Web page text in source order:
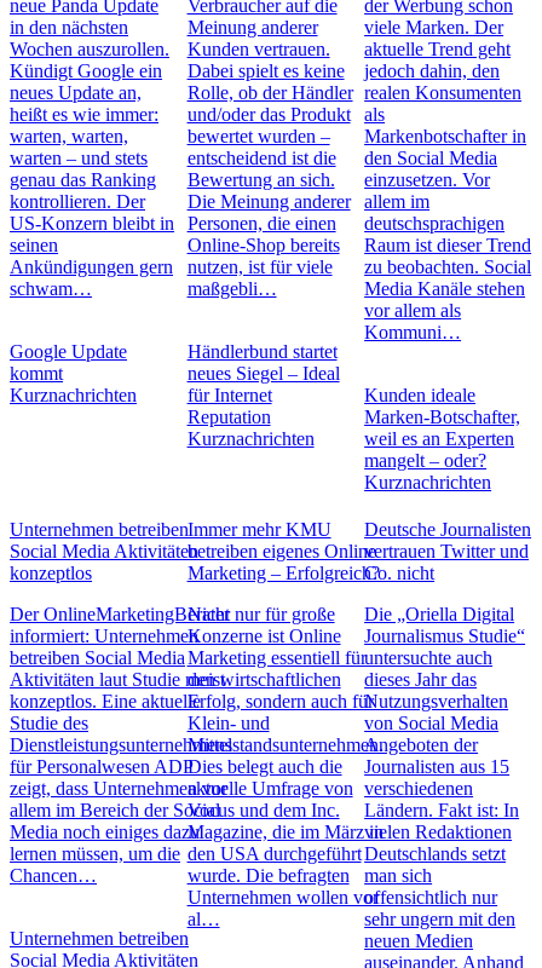
neue Panda Update
in den nächsten
Wochen auszurollen.
Kündigt Google ein
neues Update an,
heißt es wie immer:
warten, warten,
warten – und stets
genau das Ranking
kontrollieren. Der
US-Konzern bleibt in
seinen
Ankündigungen gern
schwam…
Google Update
kommt
Kurznachrichten
Verbraucher auf die
Meinung anderer
Kunden vertrauen.
Dabei spielt es keine
Rolle, ob der Händler
und/oder das Produkt
bewertet wurden –
entscheidend ist die
Bewertung an sich.
Die Meinung anderer
Personen, die einen
Online-Shop bereits
nutzen, ist für viele
maßgebli…
Händlerbund startet
neues Siegel – Ideal
für Internet
Reputation
Kurznachrichten
der Werbung schon
viele Marken. Der
aktuelle Trend geht
jedoch dahin, den
realen Konsumenten
als
Markenbotschafter in
den Social Media
einzusetzen. Vor
allem im
deutschsprachigen
Raum ist dieser Trend
zu beobachten. Social
Media Kanäle stehen
vor allem als
Kommuni…
Kunden ideale
Marken-Botschafter,
weil es an Experten
mangelt – oder?
Kurznachrichten
Unternehmen betreiben
Social Media Aktivitäten
konzeptlos
Der OnlineMarketingBerater
informiert: Unternehmen
betreiben Social Media
Aktivitäten laut Studie meist
konzeptlos. Eine aktuelle
Studie des
Dienstleistungsunternehmens
für Personalwesen ADP
zeigt, dass Unternehmen vor
allem im Bereich der Social
Media noch einiges dazu
lernen müssen, um die
Chancen…
Unternehmen betreiben
Social Media Aktivitäten
Immer mehr KMU
betreiben eigenes Online
Marketing – Erfolgreich?
Nicht nur für große
Konzerne ist Online
Marketing essentiell für
den wirtschaftlichen
Erfolg, sondern auch für
Klein- und
Mittelstandsunternehmen.
Dies belegt auch die
aktuelle Umfrage von
Vocus und dem Inc.
Magazine, die im März in
den USA durchgeführt
wurde. Die befragten
Unternehmen wollen vor
al…
Deutsche Journalisten
vertrauen Twitter und
Co. nicht
Die „Oriella Digital
Journalismus Studie“
untersuchte auch
dieses Jahr das
Nutzungsverhalten
von Social Media
Angeboten der
Journalisten aus 15
verschiedenen
Ländern. Fakt ist: In
vielen Redaktionen
Deutschlands setzt
man sich
offensichtlich nur
sehr ungern mit den
neuen Medien
auseinander. Anhand